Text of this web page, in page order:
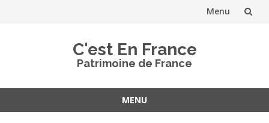
Menu
C'est En France
Patrimoine de France
MENU